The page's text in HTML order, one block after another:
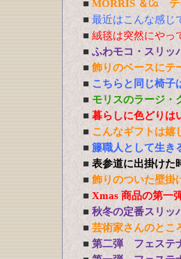
■ MORRIS ＆㏇ テ
■ 最近はこんな感じ
■ 絨毯は突然にやっ
■ ふわモコ・スリッ
■ 飾りのベースにテ
■ こちらと同じ椅子
■ モリスのラージ・
■ 暮らしに色どりは
■ こんなギフトは嬉
■ 籐職人として生き
■ 表参道に出掛けた
■ 飾りのついた壁掛
■ Xmas 商品の第一
■ 秋冬の定番スリッ
■ 芸術家さんのとこ
■ 第二弾 フェステ